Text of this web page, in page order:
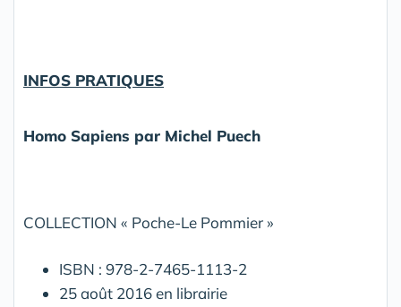
INFOS PRATIQUES
Homo Sapiens par Michel Puech
COLLECTION « Poche-Le Pommier »
ISBN : 978-2-7465-1113-2
25 août 2016 en librairie